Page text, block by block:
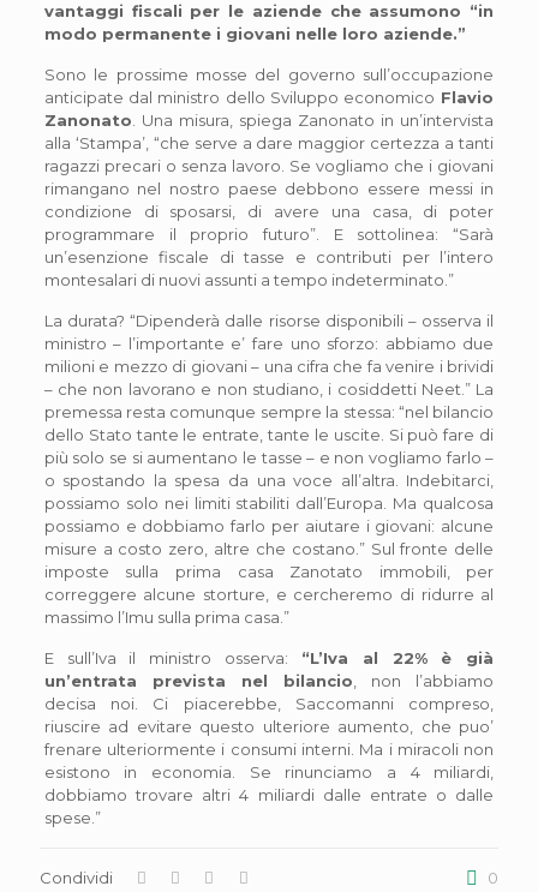
vantaggi fiscali per le aziende che assumono “in
modo permanente i giovani nelle loro aziende.”
Sono le prossime mosse del governo sull’occupazione
anticipate dal ministro dello Sviluppo economico Flavio
Zanonato . Una misura, spiega Zanonato in un’intervista
alla ‘Stampa’, “che serve a dare maggior certezza a tanti
ragazzi precari o senza lavoro. Se vogliamo che i giovani
rimangano nel nostro paese debbono essere messi in
condizione di sposarsi, di avere una casa, di poter
programmare il proprio futuro”. E sottolinea: “Sarà
un’esenzione fiscale di tasse e contributi per l’intero
montesalari di nuovi assunti a tempo indeterminato.”
La durata? “Dipenderà dalle risorse disponibili – osserva il
ministro – l’importante e’ fare uno sforzo: abbiamo due
milioni e mezzo di giovani – una cifra che fa venire i brividi
– che non lavorano e non studiano, i cosiddetti Neet.” La
premessa resta comunque sempre la stessa: “nel bilancio
dello Stato tante le entrate, tante le uscite. Si può fare di
più solo se si aumentano le tasse – e non vogliamo farlo –
o spostando la spesa da una voce all’altra. Indebitarci,
possiamo solo nei limiti stabiliti dall’Europa. Ma qualcosa
possiamo e dobbiamo farlo per aiutare i giovani: alcune
misure a costo zero, altre che costano.” Sul fronte delle
imposte sulla prima casa Zanotato immobili, per
correggere alcune storture, e cercheremo di ridurre al
massimo l’Imu sulla prima casa.”
E sull’Iva il ministro osserva: “L’Iva al 22% è già
un’entrata prevista nel bilancio , non l’abbiamo
decisa noi. Ci piacerebbe, Saccomanni compreso,
riuscire ad evitare questo ulteriore aumento, che puo’
frenare ulteriormente i consumi interni. Ma i miracoli non
esistono in economia. Se rinunciamo a 4 miliardi,
dobbiamo trovare altri 4 miliardi dalle entrate o dalle
spese.”
Condividi 0